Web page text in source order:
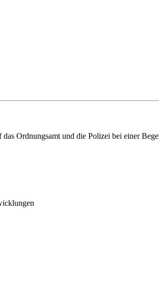
Ordnungsamt und die Polizei bei einer